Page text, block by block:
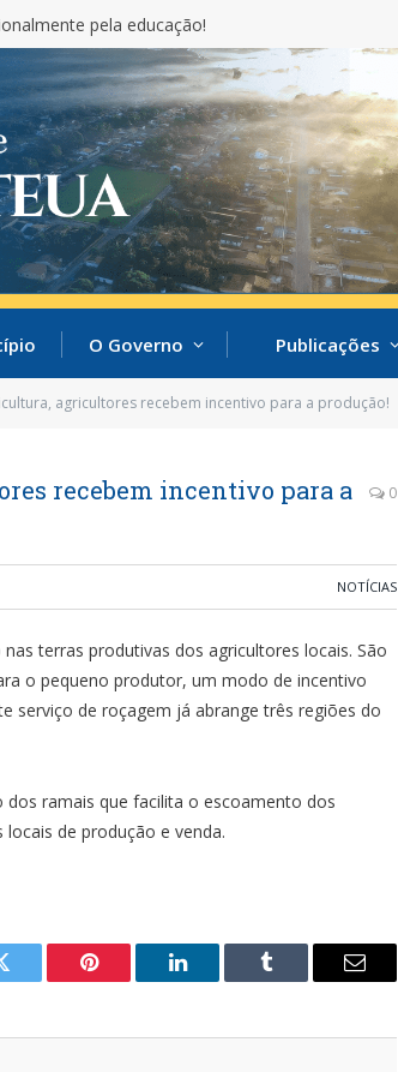
pela educação!
O Governo Publicações
agricultores recebem incentivo para a produção!
recebem incentivo para a
0
NOTÍCIAS
terras produtivas dos agricultores locais. São
o pequeno produtor, um modo de incentivo
serviço de roçagem já abrange três regiões do
ramais que facilita o escoamento dos
de produção e venda.
Pinterest LinkedIn Tumblr
E-